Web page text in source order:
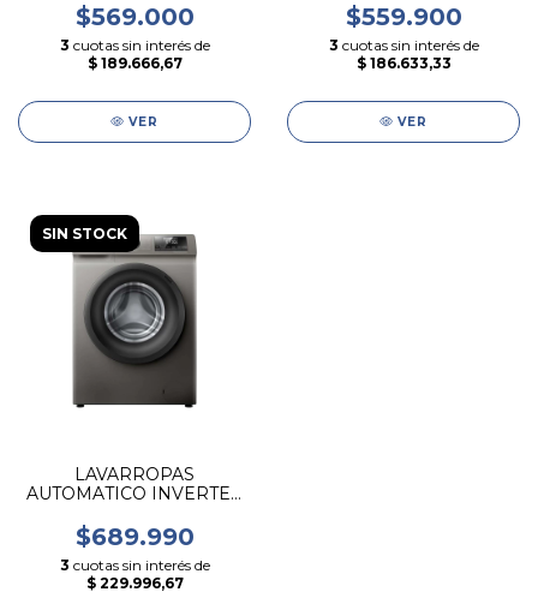
PREDICTA
$569.000
3 cuotas sin interés de
$ 189.666,67
VER
KG HISENSE
$559.900
3 cuotas sin interés de
$ 186.633,33
VER
SIN STOCK
LAVARROPAS
AUTOMATICO INVERTER
$689.990
3 cuotas sin interés de
$ 229.996,67